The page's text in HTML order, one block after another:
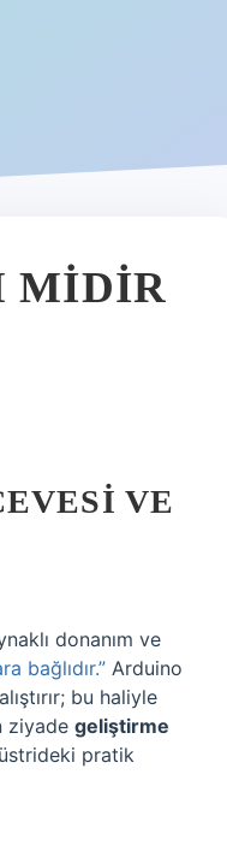
MIDIR
VE
donanım ve
bağlıdır.” Arduino
bu haliyle
ziyade geliştirme
pratik